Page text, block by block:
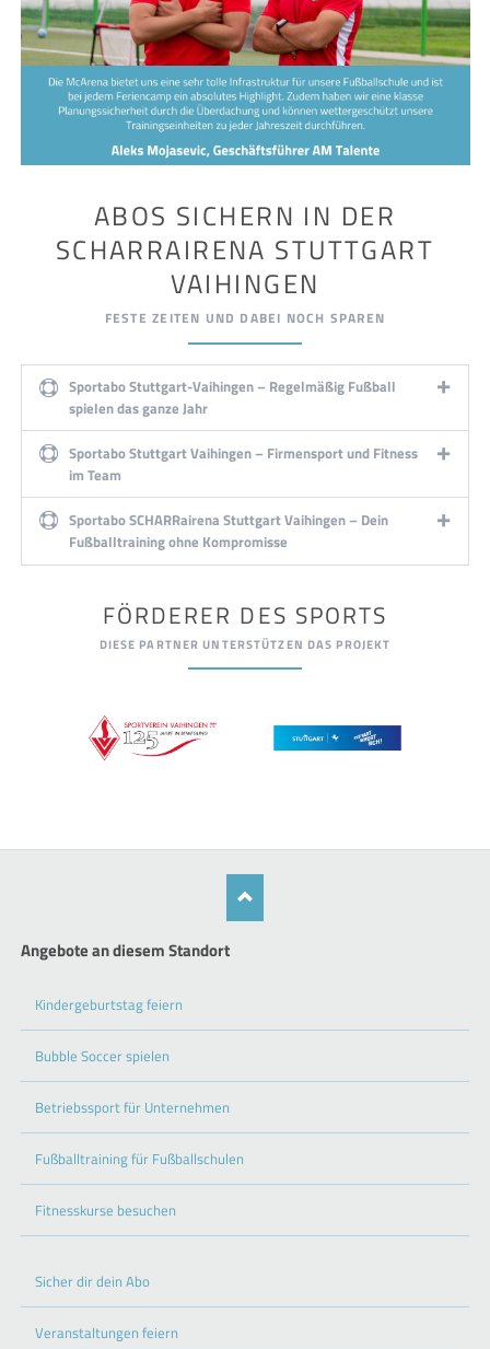
ABOS SICHERN IN DER
SCHARRAIRENA STUTTGART
VAIHINGEN
FESTE ZEITEN UND DABEI NOCH SPAREN
Sportabo Stuttgart-Vaihingen – Regelmäßig Fußball
spielen das ganze Jahr
Sportabo Stuttgart Vaihingen – Firmensport und Fitness
im Team
Sportabo SCHARRairena Stuttgart Vaihingen – Dein
Fußballtraining ohne Kompromisse
FÖRDERER DES SPORTS
DIESE PARTNER UNTERSTÜTZEN DAS PROJEKT
Angebote an diesem Standort
Kindergeburtstag feiern
Bubble Soccer spielen
Betriebssport für Unternehmen
Fußballtraining für Fußballschulen
Fitnesskurse besuchen
Sicher dir dein Abo
Veranstaltungen feiern